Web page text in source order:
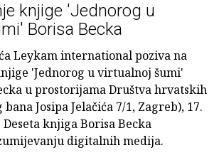
knjige 'Jednorog u
Borisa Becka
Leykam international poziva na
'Jednorog u virtualnoj šumi'
u prostorijama Društva hrvatskih
Josipa Jelačića 7/1, Zagreb), 17.
knjiga Borisa Becka
digitalnih medija.